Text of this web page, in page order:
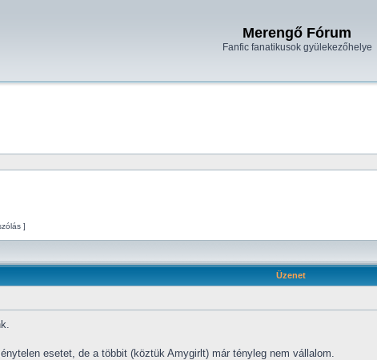
Merengő Fórum
Fanfic fanatikusok gyülekezőhelye
]
Üzenet
esetet, de a többit (köztük Amygirlt) már tényleg nem vállalom.